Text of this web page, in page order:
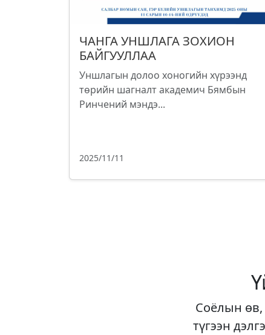
ЧАНГА УНШЛАГА ЗОХИОН
БАЙГУУЛЛАА
Уншлагын долоо хоногийн хүрээнд
төрийн шагналт академич Бямбын
Ринчений мэндэ...
2025/11/11
Соёлын өв,
түгээн